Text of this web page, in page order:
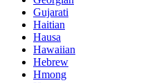
Gujarati
Haitian
Hausa
Hawaiian
Hebrew
Hmong